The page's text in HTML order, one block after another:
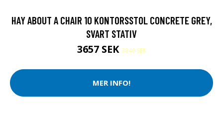
HAY ABOUT A CHAIR 10 KONTORSSTOL CONCRETE GREY,
SVART STATIV
3657 SEK3849 SEK
MER INFO!